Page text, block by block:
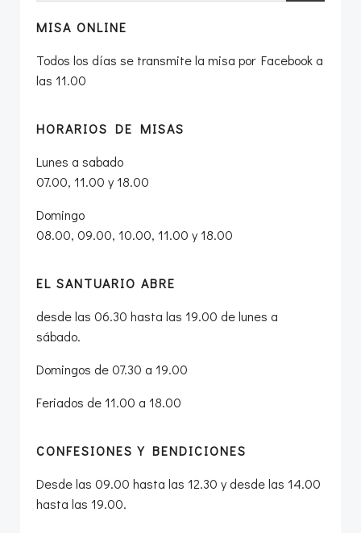
MISA ONLINE
Todos los días se transmite la misa por Facebook a
las 11.00
HORARIOS DE MISAS
Lunes a sabado
07.00, 11.00 y 18.00
Domingo
08.00, 09.00, 10.00, 11.00 y 18.00
EL SANTUARIO ABRE
desde las 06.30 hasta las 19.00 de lunes a
sábado.
Domingos de 07.30 a 19.00
Feriados de 11.00 a 18.00
CONFESIONES Y BENDICIONES
Desde las 09.00 hasta las 12.30 y desde las 14.00
hasta las 19.00.